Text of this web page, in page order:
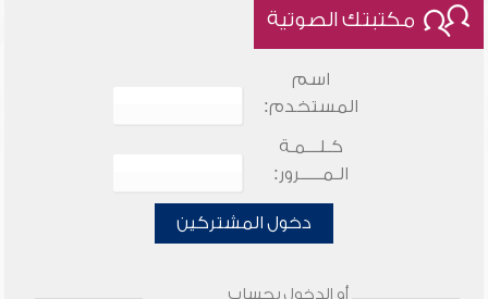
مكتبتك الصوتية
اسم
المستخدم:
كـلـــمـة
الـمـــــرور:
دخول المشتركين
أو الدخول بحساب